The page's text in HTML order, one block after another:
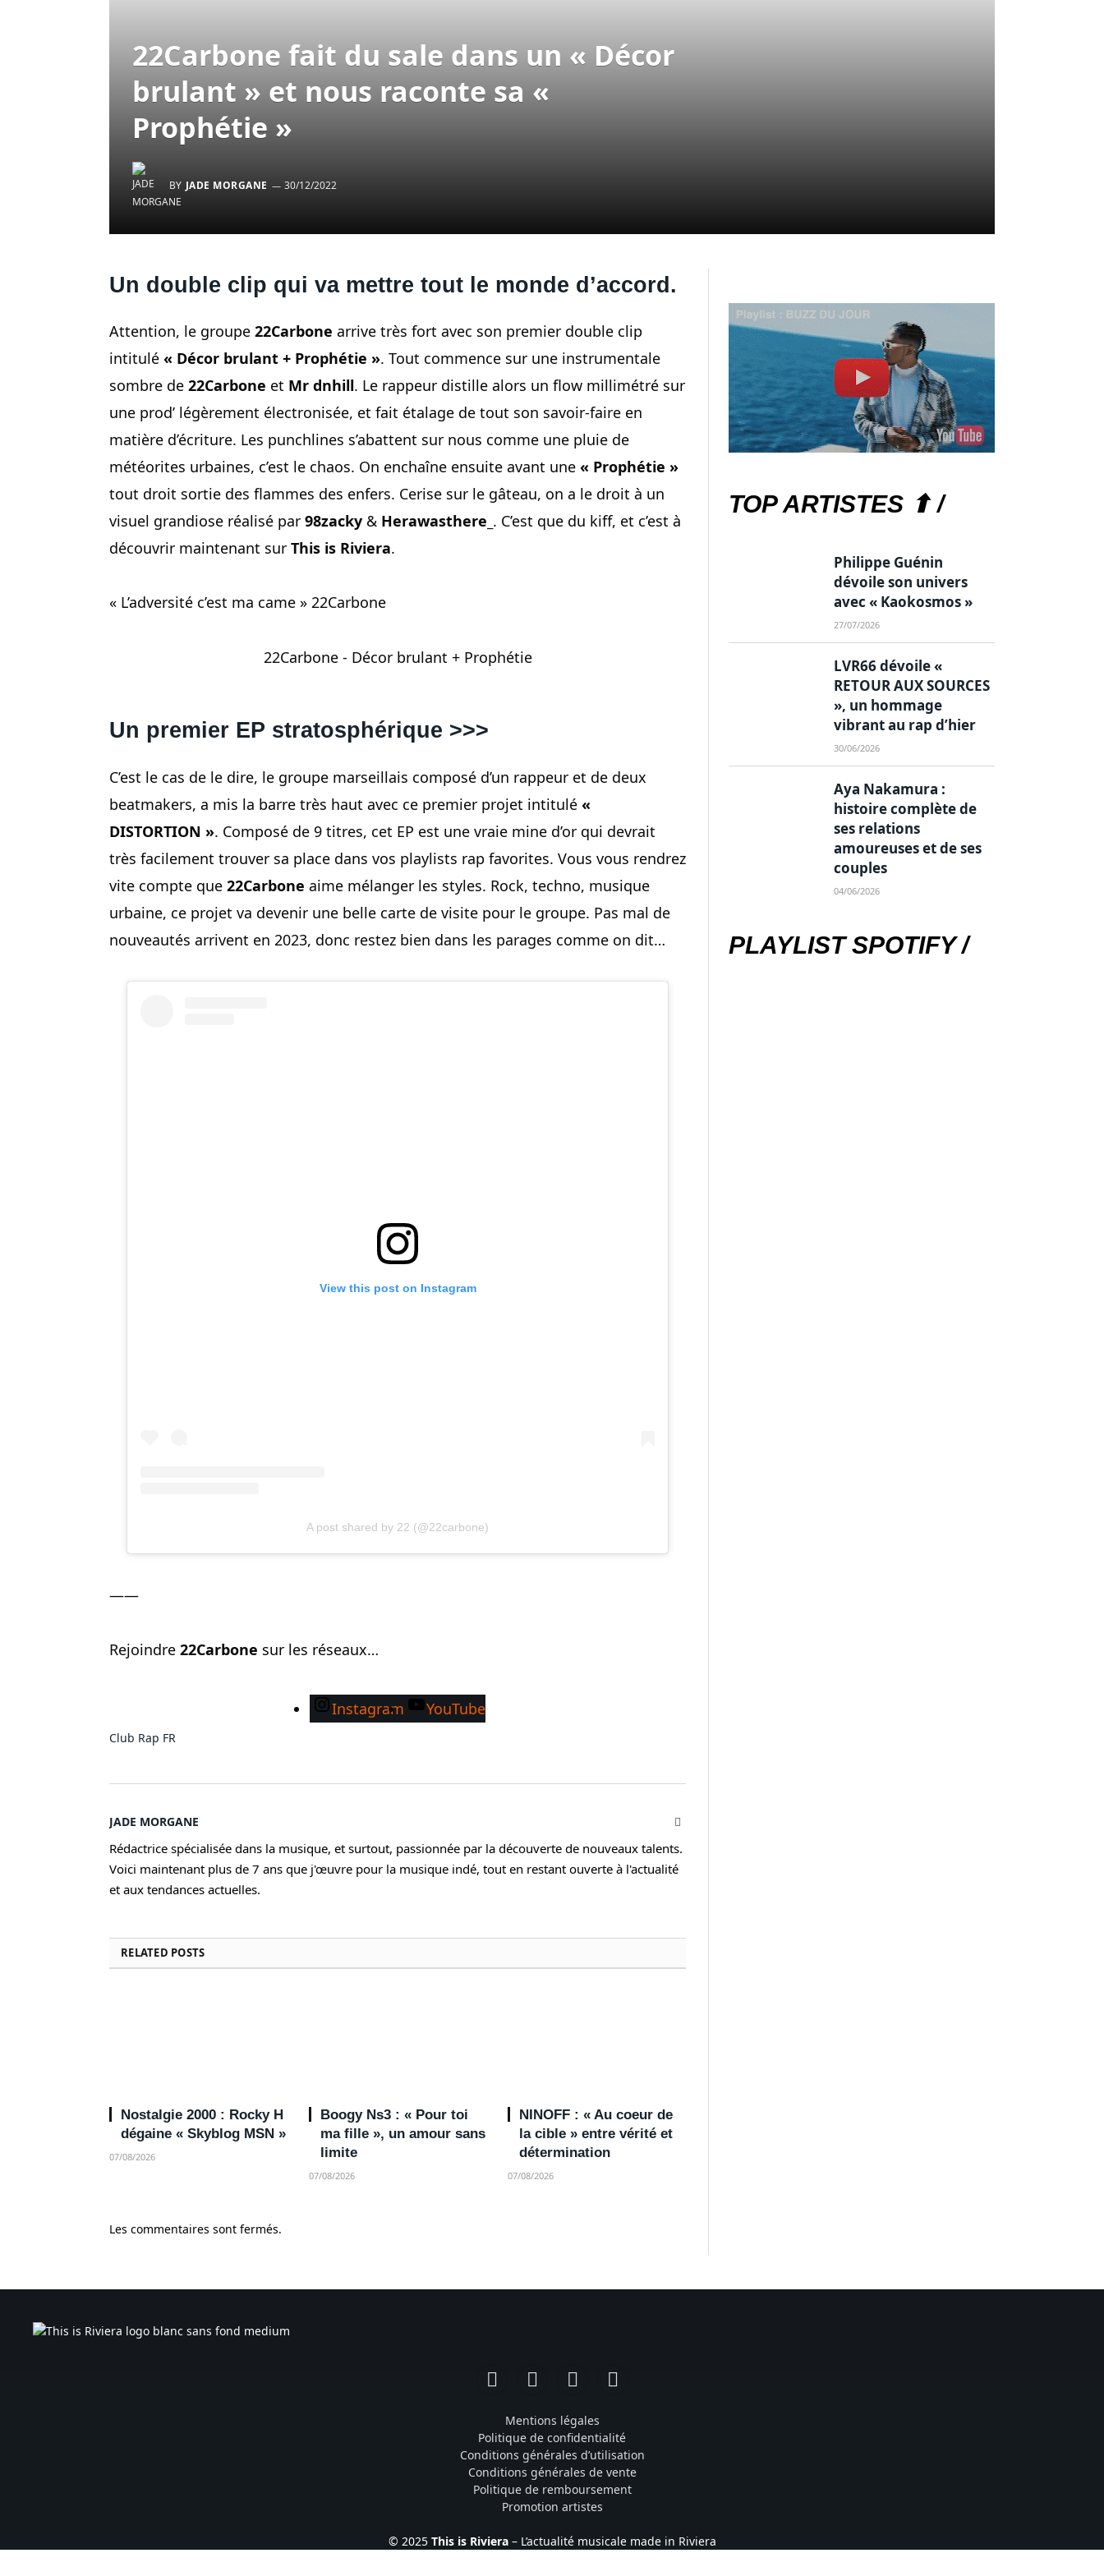
22Carbone fait du sale dans un « Décor
brulant » et nous raconte sa «
Prophétie »
BY JADE MORGANE 30/12/2022
Un double clip qui va mettre tout le monde d’accord.
Attention, le groupe 22Carbone arrive très fort avec son premier double clip
intitulé « Décor brulant + Prophétie ». Tout commence sur une instrumentale
sombre de 22Carbone et Mr dnhill. Le rappeur distille alors un flow millimétré sur
une prod’ légèrement électronisée, et fait étalage de tout son savoir-faire en
matière d’écriture. Les punchlines s’abattent sur nous comme une pluie de
météorites urbaines, c’est le chaos. On enchaîne ensuite avant une « Prophétie »
tout droit sortie des flammes des enfers. Cerise sur le gâteau, on a le droit à un
visuel grandiose réalisé par 98zacky & Herawasthere_ . C’est que du kiff, et c’est à
découvrir maintenant sur This is Riviera.
« L’adversité c’est ma came » 22Carbone
22Carbone - Décor brulant + Prophétie
Un premier EP stratosphérique >>>
C’est le cas de le dire, le groupe marseillais composé d’un rappeur et de deux
beatmakers, a mis la barre très haut avec ce premier projet intitulé «
DISTORTION ». Composé de 9 titres, cet EP est une vraie mine d’or qui devrait
très facilement trouver sa place dans vos playlists rap favorites. Vous vous rendrez
vite compte que 22Carbone aime mélanger les styles. Rock, techno, musique
urbaine, ce projet va devenir une belle carte de visite pour le groupe. Pas mal de
nouveautés arrivent en 2023, donc restez bien dans les parages comme on dit…
View this post on Instagram
A post shared by 22 (@22carbone)
——
Rejoindre 22Carbone sur les réseaux…
Instagram YouTube
Club Rap FR
JADE MORGANE
Rédactrice spécialisée dans la musique, et surtout, passionnée par la découverte de nouveaux talents.
Voici maintenant plus de 7 ans que j'œuvre pour la musique indé, tout en restant ouverte à l'actualité
et aux tendances actuelles.
RELATED POSTS
Nostalgie 2000 : Rocky H
dégaine « Skyblog MSN »
07/08/2026
Boogy Ns3 : « Pour toi
ma fille », un amour sans
limite
07/08/2026
NINOFF : « Au coeur de
la cible » entre vérité et
détermination
07/08/2026
Les commentaires sont fermés.
TOP ARTISTES ⬆ /
Philippe Guénin
dévoile son univers
avec « Kaokosmos »
27/07/2026
LVR66 dévoile «
RETOUR AUX SOURCES
», un hommage
vibrant au rap d’hier
30/06/2026
Aya Nakamura :
histoire complète de
ses relations
amoureuses et de ses
couples
04/06/2026
PLAYLIST SPOTIFY /
FacebookInstagramTikTok YouTube
Mentions légales
Politique de confidentialité
Conditions générales d’utilisation
Conditions générales de vente
Politique de remboursement
Promotion artistes
© 2025 This is Riviera– L’actualité musicale made in Riviera